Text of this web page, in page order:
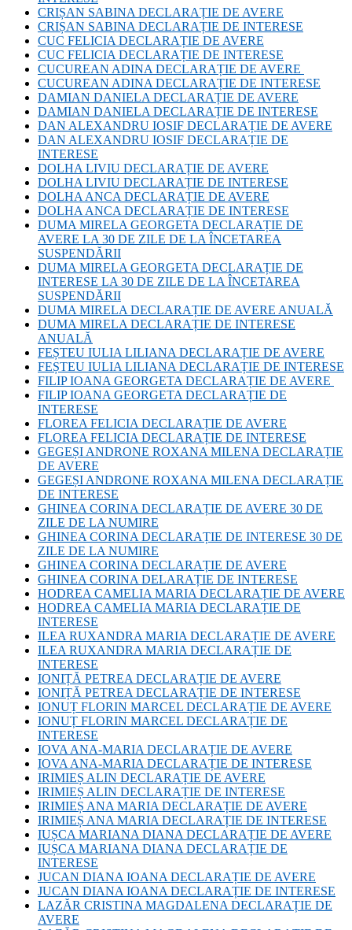
CRIȘAN SABINA DECLARAȚIE DE AVERE
CRIȘAN SABINA DECLARAȚIE DE INTERESE
CUC FELICIA DECLARAȚIE DE AVERE
CUC FELICIA DECLARAȚIE DE INTERESE
CUCUREAN ADINA DECLARAȚIE DE AVERE
CUCUREAN ADINA DECLARAȚIE DE INTERESE
DAMIAN DANIELA DECLARAȚIE DE AVERE
DAMIAN DANIELA DECLARAȚIE DE INTERESE
DAN ALEXANDRU IOSIF DECLARAȚIE DE AVERE
DAN ALEXANDRU IOSIF DECLARAȚIE DE
INTERESE
DOLHA LIVIU DECLARAȚIE DE AVERE
DOLHA LIVIU DECLARAȚIE DE INTERESE
DOLHA ANCA DECLARAȚIE DE AVERE
DOLHA ANCA DECLARAȚIE DE INTERESE
DUMA MIRELA GEORGETA DECLARAȚIE DE
AVERE LA 30 DE ZILE DE LA ÎNCETAREA
SUSPENDĂRII
DUMA MIRELA GEORGETA DECLARAȚIE DE
INTERESE LA 30 DE ZILE DE LA ÎNCETAREA
SUSPENDĂRII
DUMA MIRELA DECLARAȚIE DE AVERE ANUALĂ
DUMA MIRELA DECLARAȚIE DE INTERESE
ANUALĂ
FEȘTEU IULIA LILIANA DECLARAȚIE DE AVERE
FEȘTEU IULIA LILIANA DECLARAȚIE DE INTERESE
FILIP IOANA GEORGETA DECLARAȚIE DE AVERE
FILIP IOANA GEORGETA DECLARAȚIE DE
INTERESE
FLOREA FELICIA DECLARAȚIE DE AVERE
FLOREA FELICIA DECLARAȚIE DE INTERESE
GEGEȘI ANDRONE ROXANA MILENA DECLARAȚIE
DE AVERE
GEGEȘI ANDRONE ROXANA MILENA DECLARAȚIE
DE INTERESE
GHINEA CORINA DECLARAȚIE DE AVERE 30 DE
ZILE DE LA NUMIRE
GHINEA CORINA DECLARAȚIE DE INTERESE 30 DE
ZILE DE LA NUMIRE
GHINEA CORINA DECLARAȚIE DE AVERE
GHINEA CORINA DELARAȚIE DE INTERESE
HODREA CAMELIA MARIA DECLARAȚIE DE AVERE
HODREA CAMELIA MARIA DECLARAȚIE DE
INTERESE
ILEA RUXANDRA MARIA DECLARAȚIE DE AVERE
ILEA RUXANDRA MARIA DECLARAȚIE DE
INTERESE
IONIȚĂ PETREA DECLARAȚIE DE AVERE
IONIȚĂ PETREA DECLARAȚIE DE INTERESE
IONUȚ FLORIN MARCEL DECLARAȚIE DE AVERE
IONUȚ FLORIN MARCEL DECLARAȚIE DE
INTERESE
IOVA ANA-MARIA DECLARAȚIE DE AVERE
IOVA ANA-MARIA DECLARAȚIE DE INTERESE
IRIMIEȘ ALIN DECLARAȚIE DE AVERE
IRIMIEȘ ALIN DECLARAȚIE DE INTERESE
IRIMIEȘ ANA MARIA DECLARAȚIE DE AVERE
IRIMIEȘ ANA MARIA DECLARAȚIE DE INTERESE
IUȘCA MARIANA DIANA DECLARAȚIE DE AVERE
IUȘCA MARIANA DIANA DECLARAȚIE DE
INTERESE
JUCAN DIANA IOANA DECLARAȚIE DE AVERE
JUCAN DIANA IOANA DECLARAȚIE DE INTERESE
LAZĂR CRISTINA MAGDALENA DECLARAȚIE DE
AVERE